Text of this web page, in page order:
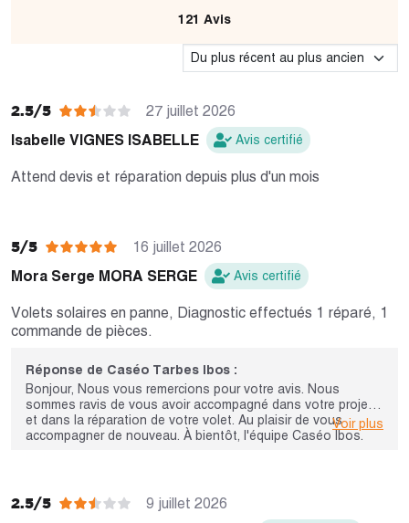
121 Avis
2.5/5
27 juillet 2026
Isabelle VIGNES ISABELLE
Avis certifié
Attend devis et réparation depuis plus d'un mois
5/5
16 juillet 2026
Mora Serge MORA SERGE
Avis certifié
Volets solaires en panne, Diagnostic effectués 1 réparé, 1
commande de pièces.
Réponse de Caséo Tarbes Ibos :
Bonjour, Nous vous remercions pour votre avis. Nous
sommes ravis de vous avoir accompagné dans votre projet
et dans la réparation de votre volet. Au plaisir de vous
accompagner de nouveau. À bientôt, l'équipe Caséo Ibos.
Voir plus
2.5/5
9 juillet 2026